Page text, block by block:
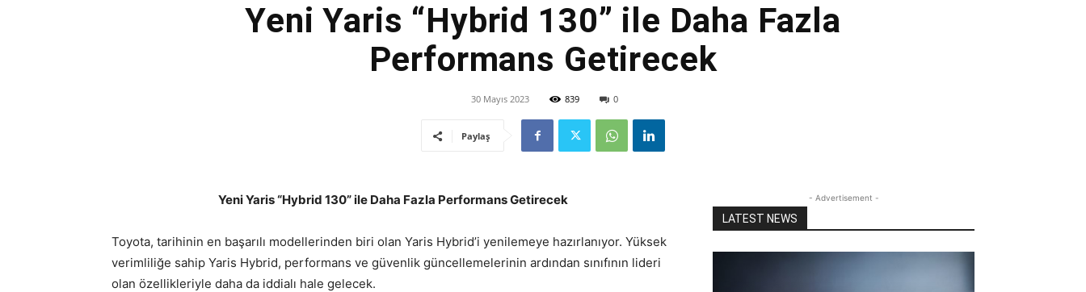
Yeni Yaris “Hybrid 130” ile Daha Fazla
Performans Getirecek
30 Mayıs 2023 839 0
Paylaş
Yeni Yaris “Hybrid 130” ile Daha Fazla Performans Getirecek
Toyota, tarihinin en başarılı modellerinden biri olan Yaris Hybrid’i yenilemeye hazırlanıyor. Yüksek
verimliliğe sahip Yaris Hybrid, performans ve güvenlik güncellemelerinin ardından sınıfının lideri
olan özellikleriyle daha da iddialı hale gelecek.
- Advertisement -
LATEST NEWS